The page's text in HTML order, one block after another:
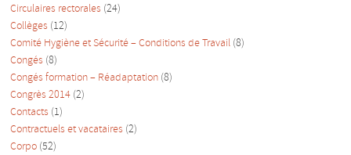
Circulaires rectorales (24)
Collèges (12)
Comité Hygiène et Sécurité – Conditions de Travail (8)
Congés (8)
Congés formation – Réadaptation (8)
Congrès 2014 (2)
Contacts (1)
Contractuels et vacataires (2)
Corpo (52)